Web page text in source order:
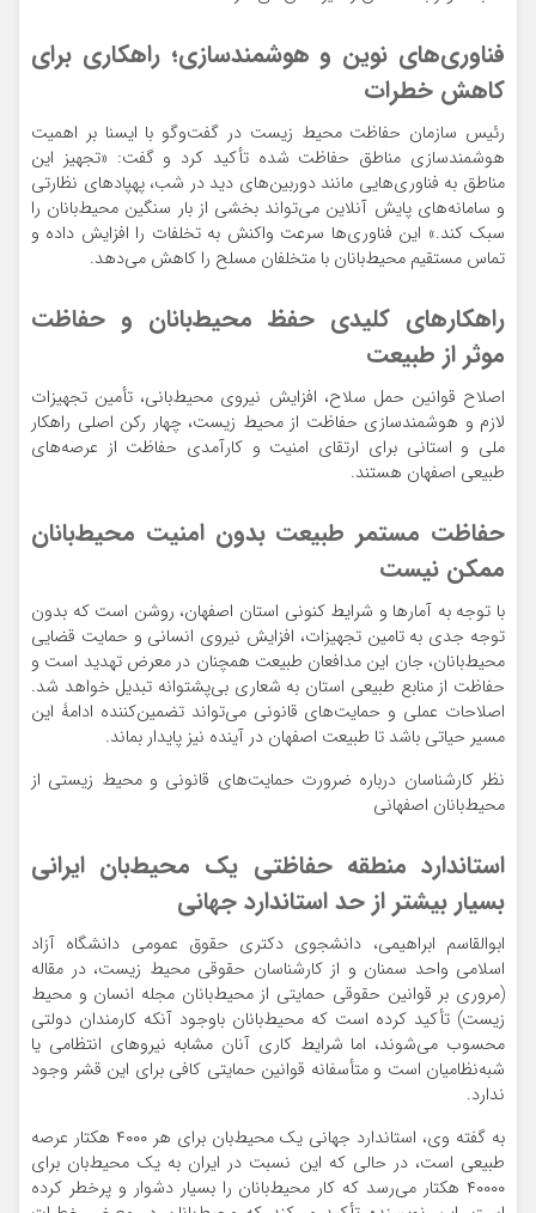
فناوری‌های نوین و هوشمندسازی؛ راهکاری برای
کاهش خطرات
رئیس سازمان حفاظت محیط زیست در گفت‌وگو با ایسنا بر اهمیت
هوشمندسازی مناطق حفاظت شده تأکید کرد و گفت: «تجهیز این
مناطق به فناوری‌هایی مانند دوربین‌های دید در شب، پهپادهای نظارتی
و سامانه‌های پایش آنلاین می‌تواند بخشی از بار سنگین محیط‌بانان را
سبک کند.» این فناوری‌ها سرعت واکنش به تخلفات را افزایش داده و
تماس مستقیم محیط‌بانان با متخلفان مسلح را کاهش می‌دهد.
راهکارهای کلیدی حفظ محیط‌بانان و حفاظت
موثر از طبیعت
اصلاح قوانین حمل سلاح، افزایش نیروی محیط‌بانی، تأمین تجهیزات
لازم و هوشمندسازی حفاظت از محیط زیست، چهار رکن اصلی راهکار
ملی و استانی برای ارتقای امنیت و کارآمدی حفاظت از عرصه‌های
طبیعی اصفهان هستند.
حفاظت مستمر طبیعت بدون امنیت محیط‌بانان
ممکن نیست
با توجه به آمارها و شرایط کنونی استان اصفهان، روشن است که بدون
توجه جدی به تامین تجهیزات، افزایش نیروی انسانی و حمایت قضایی
محیط‌بانان، جان این مدافعان طبیعت همچنان در معرض تهدید است و
حفاظت از منابع طبیعی استان به شعاری بی‌پشتوانه تبدیل خواهد شد.
اصلاحات عملی و حمایت‌های قانونی می‌تواند تضمین‌کننده ادامۀ این
مسیر حیاتی باشد تا طبیعت اصفهان در آینده نیز پایدار بماند.
نظر کارشناسان درباره ضرورت حمایت‌های قانونی و محیط زیستی از
محیط‌بانان اصفهانی
استاندارد منطقه حفاظتی یک محیط‌بان ایرانی
بسیار بیشتر از حد استاندارد جهانی
ابوالقاسم ابراهیمی، دانشجوی دکتری حقوق عمومی دانشگاه آزاد
اسلامی واحد سمنان و از کارشناسان حقوقی محیط زیست، در مقاله
(مروری بر قوانین حقوقی حمایتی از محیط‌بانان مجله انسان و محیط
زیست) تأکید کرده است که محیط‌بانان باوجود آنکه کارمندان دولتی
محسوب می‌شوند، اما شرایط کاری آنان مشابه نیروهای انتظامی یا
شبه‌نظامیان است و متأسفانه قوانین حمایتی کافی برای این قشر وجود
ندارد.
به گفته وی، استاندارد جهانی یک محیط‌بان برای هر ۴۰۰۰ هکتار عرصه
طبیعی است، در حالی که این نسبت در ایران به یک محیط‌بان برای
۴۰۰۰۰ هکتار می‌رسد که کار محیط‌بانان را بسیار دشوار و پرخطر کرده